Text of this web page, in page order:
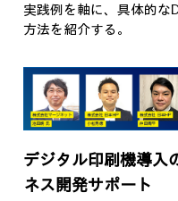
実践例を軸に、具体的な
方法を紹介する。
デジタル印刷機導入
ネス開発サポート